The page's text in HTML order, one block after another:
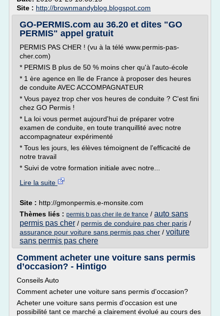
Site : http://brownmandyblog.blogspot.com
GO-PERMIS.com au 36.20 et dites "GO
PERMIS" appel gratuit
PERMIS PAS CHER ! (vu à la télé www.permis-pas-
cher.com)
* PERMIS B plus de 50 % moins cher qu'à l'auto-école
* 1 ère agence en Ile de France à proposer des heures
de conduite AVEC ACCOMPAGNATEUR
* Vous payez trop cher vos heures de conduite ? C'est fini
chez GO Permis !
* La loi vous permet aujourd'hui de préparer votre
examen de conduite, en toute tranquillité avec notre
accompagnateur expérimenté
* Tous les jours, les élèves témoignent de l'efficacité de
notre travail
* Suivi de votre formation initiale avec notre...
Lire la suite
Site : http://gmonpermis.e-monsite.com
Thèmes liés : permis b pas cher ile de france / auto sans
permis pas cher / permis de conduire pas cher paris /
assurance pour voiture sans permis pas cher / voiture
sans permis pas chere
Comment acheter une voiture sans permis
d’occasion? - Hintigo
Conseils Auto
Comment acheter une voiture sans permis d'occasion?
Acheter une voiture sans permis d'occasion est une
possibilité tant ce marché a clairement évolué au cours des